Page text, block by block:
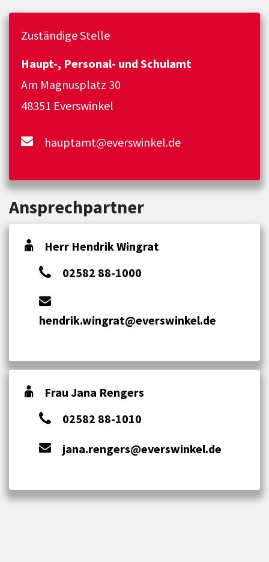
Zuständige Stelle
Haupt-, Personal- und Schulamt
Am Magnusplatz 30
48351 Everswinkel
hauptamt@everswinkel.de
Ansprechpartner
Herr Hendrik Wingrat
02582 88-1000
hendrik.wingrat@everswinkel.de
Frau Jana Rengers
02582 88-1010
jana.rengers@everswinkel.de